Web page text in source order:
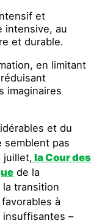
et
intensive, au
et durable.
en limitant
imaginaires
et du
semblent pas
juillet, la Cour des
de la
transition
à
insuffisantes –